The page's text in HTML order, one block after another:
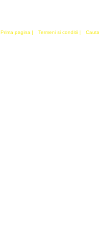
Prima pagina | Termeni si conditii |